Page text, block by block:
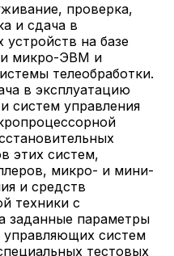
проверка,
и сдача в
на базе
и микро-ЭВМ и
телеобработки.
в эксплуатацию
систем управления
этих систем,
микро- и мини-
и средств
техники с
заданные параметры
управляющих систем
тестовых